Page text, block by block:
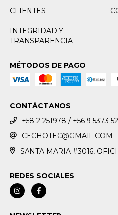
CLIENTES
INTEGRIDAD Y
TRANSPARENCIA
MÉTODOS DE PAGO
CONTÁCTANOS
+58 2 251978 / +56 9 5373
CECHOTEC@GMAIL.COM
SANTA MARIA #3016,
REDES SOCIALES